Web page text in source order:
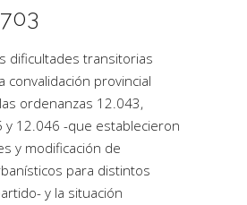
dificultades transitorias
convalidación provincial
ordenanzas 12.043,
y 12.046 -que establecieron
y modificación de
para distintos
y la situación